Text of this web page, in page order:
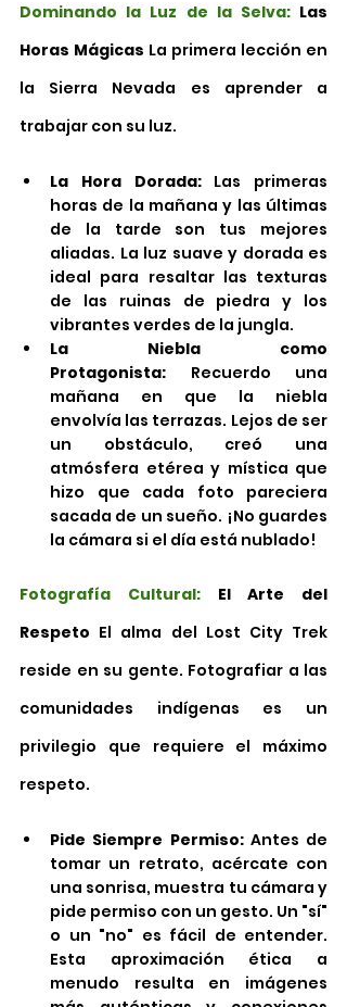
Dominando la Luz de la Selva: Las
Horas Mágicas La primera lección en
la Sierra Nevada es aprender a
trabajar con su luz.
La Hora Dorada: Las primeras
horas de la mañana y las últimas
de la tarde son tus mejores
aliadas. La luz suave y dorada es
ideal para resaltar las texturas
de las ruinas de piedra y los
vibrantes verdes de la jungla.
La Niebla como
Protagonista: Recuerdo una
mañana en que la niebla
envolvía las terrazas. Lejos de ser
un obstáculo, creó una
atmósfera etérea y mística que
hizo que cada foto pareciera
sacada de un sueño. ¡No guardes
la cámara si el día está nublado!
Fotografía Cultural: El Arte del
Respeto El alma del Lost City Trek
reside en su gente. Fotografiar a las
comunidades indígenas es un
privilegio que requiere el máximo
respeto.
Pide Siempre Permiso: Antes de
tomar un retrato, acércate con
una sonrisa, muestra tu cámara y
pide permiso con un gesto. Un "sí"
o un "no" es fácil de entender.
Esta aproximación ética a
menudo resulta en imágenes